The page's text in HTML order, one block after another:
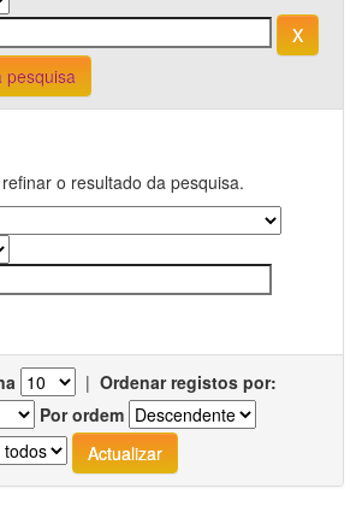
pesquisa
o resultado da pesquisa.
| Ordenar registos por:
Por ordem